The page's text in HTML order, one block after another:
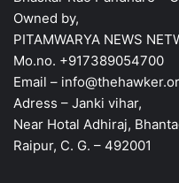
Owned by,
PITAMWARYA NEWS
Mo.no. +917389054700
Email –
Adress – Janki vihar,
Near Hotal Adhiraj,
Raipur, C. G. – 492001